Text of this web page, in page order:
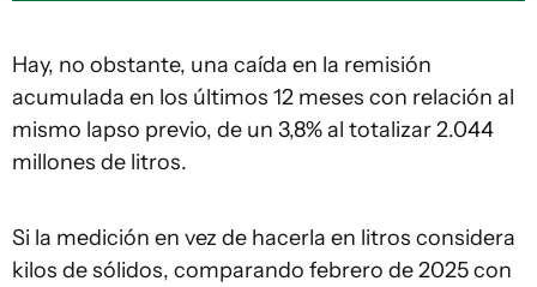
Hay, no obstante, una caída en la remisión
acumulada en los últimos 12 meses con relación al
mismo lapso previo, de un 3,8% al totalizar 2.044
millones de litros.
Si la medición en vez de hacerla en litros considera
kilos de sólidos, comparando febrero de 2025 con